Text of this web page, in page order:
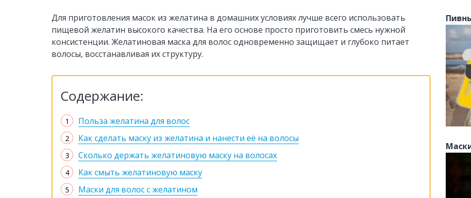
Для приготовления масок из желатина в домашних условиях лучше всего использовать
пищевой желатин высокого качества. На его основе просто приготовить смесь нужной
консистенции. Желатиновая маска для волос одновременно защищает и глубоко питает
волосы, восстанавливая их структуру.
Содержание:
Польза желатина для волос
Как сделать маску из желатина и нанести её на волосы
Сколько держать желатиновую маску на волосах
Как смыть желатиновую маску
Маски для волос с желатином